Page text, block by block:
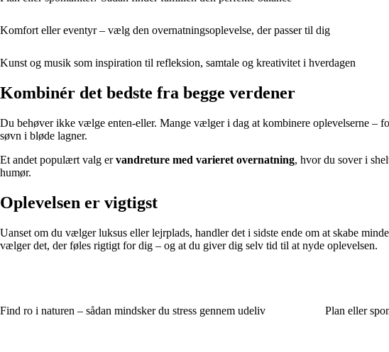
Komfort eller eventyr – vælg den overnatningsoplevelse, der passer til dig
Kunst og musik som inspiration til refleksion, samtale og kreativitet i hverdagen
Kombinér det bedste fra begge verdener
Du behøver ikke vælge enten-eller. Mange vælger i dag at kombinere oplevelserne –
søvn i bløde lagner.
Et andet populært valg ervandreture med varieret overnatning, hvor du sover i
humør.
Oplevelsen er vigtigst
Uanset om du vælger luksus eller lejrplads, handler det i sidste ende om at skabe
vælger det, der føles rigtigt for dig – og at du giver dig selv tid til at nyde oplevelsen.
Find ro i naturen – sådan mindsker du stress gennem udeliv Plan eller